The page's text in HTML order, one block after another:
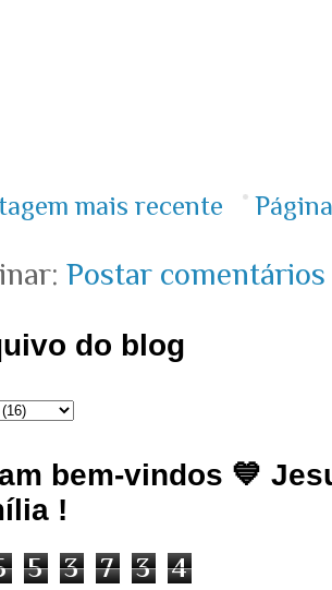
mais recente
Postar
do blog
bem-vindos 💙
!
5 3 7 3 4